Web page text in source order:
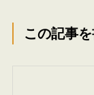
この記事